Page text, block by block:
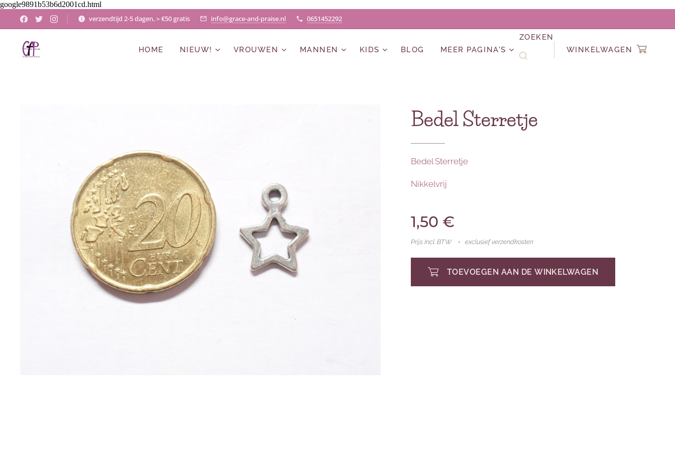
google9891b53b6d2001cd.html
verzendtijd 2-5 dagen, > €50 gratis info@grace-and-praise.nl 0651452292
HOME NIEUW! VROUWEN MANNEN KIDS BLOG MEER PAGINA'S
ZOEKEN
WINKELWAGEN
Bedel Sterretje
Bedel Sterretje
Nikkelvrij
1,50 €
Prijs Incl. BTW exclusief verzendkosten
TOEVOEGEN AAN DE WINKELWAGEN